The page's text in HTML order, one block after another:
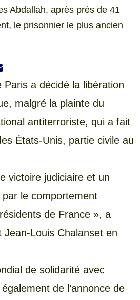
Abdallah, après près de 41
le prisonnier le plus ancien
Paris a décidé la libération
malgré la plainte du
antiterroriste, qui a fait
États-Unis, partie civile au
victoire judiciaire et un
le comportement
de France », a
Louis Chalanset en
de solidarité avec
de l’annonce de